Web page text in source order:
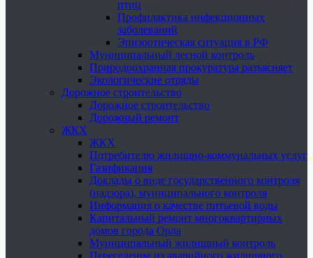
птиц
Профилактика инфекционных
заболеваний
Эпизоотическая ситуация в РФ
Муниципальный лесной контроль
Природоохранная прокуратура разъясняет
Экологические отряды
Дорожное строительство
Дорожное строительство
Дорожный ремонт
ЖКХ
ЖКХ
Потребителю жилищно-коммунальных услуг
Газификация
Доклады о виде государственного контроля
(надзора), муниципального контроля
Информация о качестве питьевой воды
Капитальный ремонт многоквартирных
домов города Орла
Муниципальный жилищный контроль
Переселение из аварийного жилищного